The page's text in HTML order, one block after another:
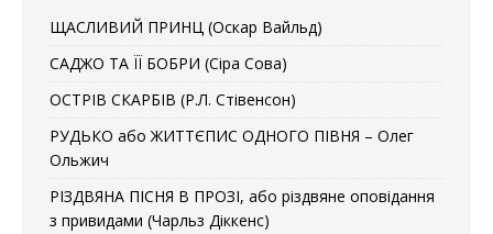
ЩАСЛИВИЙ ПРИНЦ (Оскар Вайльд)
САДЖО ТА ЇЇ БОБРИ (Сіра Сова)
ОСТРІВ СКАРБІВ (Р.Л. Стівенсон)
РУДЬКО або ЖИТТЄПИС ОДНОГО ПІВНЯ – Олег
Ольжич
РІЗДВЯНА ПІСНЯ В ПРОЗІ, або різдвяне оповідання
з привидами (Чарльз Діккенс)